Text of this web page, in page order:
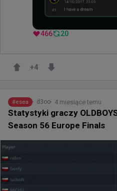
466 20
+4
#esea d3oo 4 miesiące temu
Statystyki graczy
Season 56 Europe Finals